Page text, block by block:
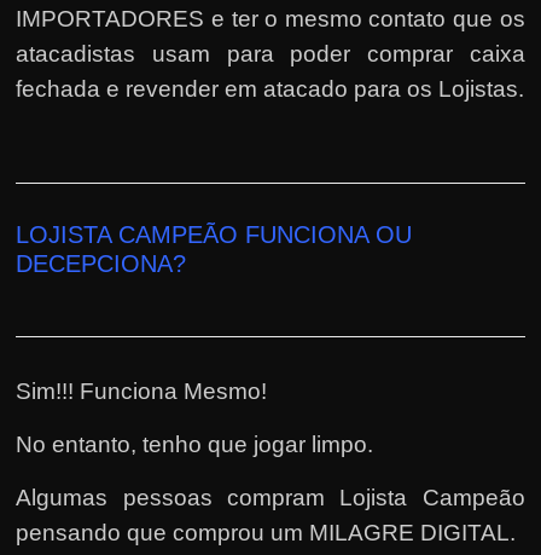
IMPORTADORES e ter o mesmo contato que os
atacadistas usam para poder comprar caixa
fechada e revender em atacado para os Lojistas.
LOJISTA CAMPEÃO FUNCIONA OU
DECEPCIONA?
Sim!!! Funciona Mesmo!
No entanto, tenho que jogar limpo.
Algumas pessoas compram Lojista Campeão
pensando que comprou um MILAGRE DIGITAL.